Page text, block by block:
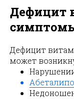
Дефицит
Дефицит
может